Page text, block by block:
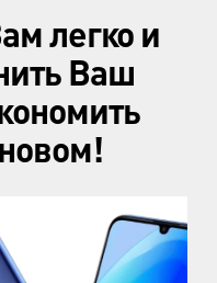
д.9
д.25
д.4
легко и
Ваш